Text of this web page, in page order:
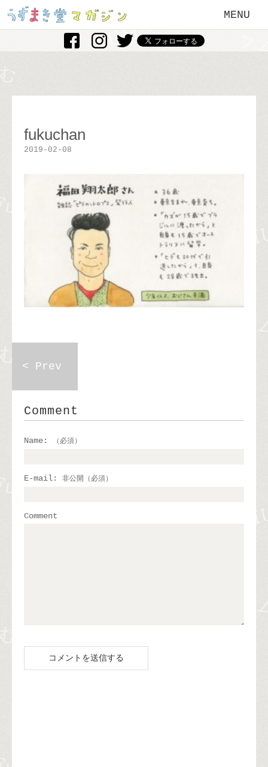
MENU
fukuchan
2019-02-08
< Prev
Comment
Name: （必須）
E-mail: 非公開（必須）
Comment